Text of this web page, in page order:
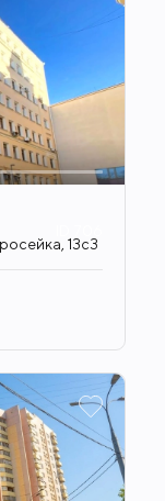
13с3